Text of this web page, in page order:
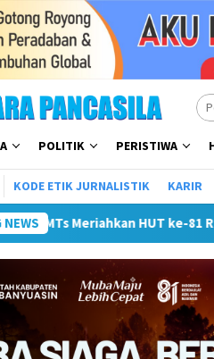
POLITIK PERISTIWA
KODE ETIK JURNALISTIK KARIR
NEWS
HUT ke-81 RI Pemkot